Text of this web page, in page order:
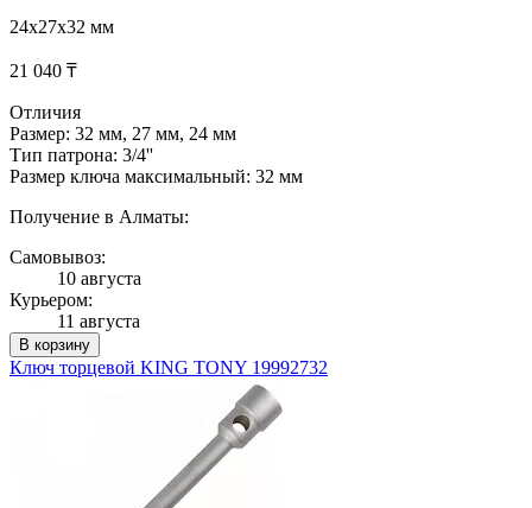
24x27x32 мм
21 040 ₸
Отличия
Размер: 32 мм, 27 мм, 24 мм
Тип патрона: 3/4''
Размер ключа максимальный: 32 мм
Получение в Алматы:
Самовывоз:
10 августа
Курьером:
11 августа
В корзину
Ключ торцевой KING TONY 19992732